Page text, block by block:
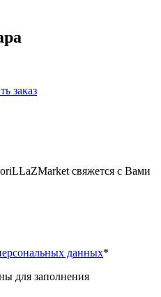
заказ
свяжется с Вами
данных*
для заполнения